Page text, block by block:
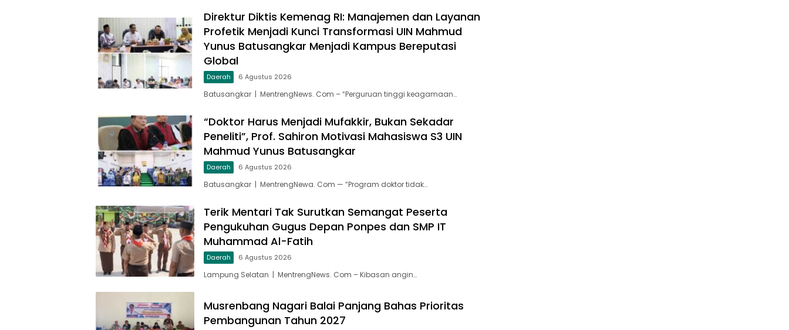
Direktur Diktis Kemenag RI: Manajemen dan Layanan
Profetik Menjadi Kunci Transformasi UIN Mahmud
Yunus Batusangkar Menjadi Kampus Bereputasi
Global
Daerah 6 Agustus 2026
Batusangkar | MentrengNews. Com – “Perguruan tinggi keagamaan…
“Doktor Harus Menjadi Mufakkir, Bukan Sekadar
Peneliti”, Prof. Sahiron Motivasi Mahasiswa S3 UIN
Mahmud Yunus Batusangkar
Daerah 6 Agustus 2026
Batusangkar | MentrengNewa. Com — “Program doktor tidak…
Terik Mentari Tak Surutkan Semangat Peserta
Pengukuhan Gugus Depan Ponpes dan SMP IT
Muhammad Al-Fatih
Daerah 6 Agustus 2026
Lampung Selatan | MentrengNews. Com – Kibasan angin…
Musrenbang Nagari Balai Panjang Bahas Prioritas
Pembangunan Tahun 2027